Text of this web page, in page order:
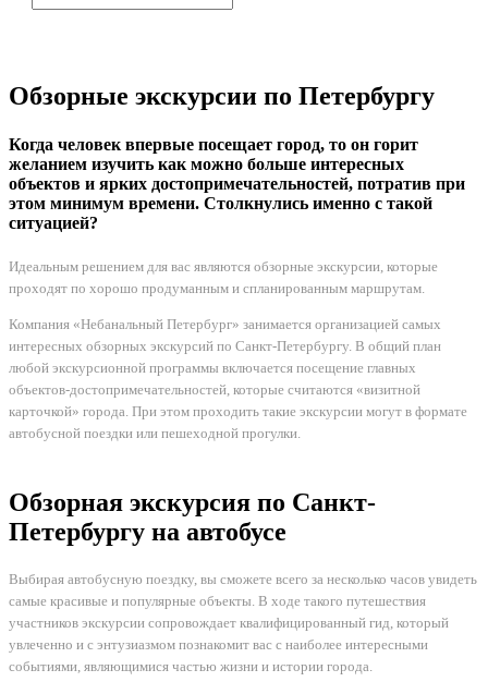
Обзорные экскурсии по Петербургу
Когда человек впервые посещает город, то он горит
желанием изучить как можно больше интересных
объектов и ярких достопримечательностей, потратив при
этом минимум времени. Столкнулись именно с такой
ситуацией?
Идеальным решением для вас являются обзорные экскурсии, которые
проходят по хорошо продуманным и спланированным маршрутам.
Компания «Небанальный Петербург» занимается организацией самых
интересных обзорных экскурсий по Санкт-Петербургу. В общий план
любой экскурсионной программы включается посещение главных
объектов-достопримечательностей, которые считаются «визитной
карточкой» города. При этом проходить такие экскурсии могут в формате
автобусной поездки или пешеходной прогулки.
Обзорная экскурсия по Санкт-
Петербургу на автобусе
Выбирая автобусную поездку, вы сможете всего за несколько часов увидеть
самые красивые и популярные объекты. В ходе такого путешествия
участников экскурсии сопровождает квалифицированный гид, который
увлеченно и с энтузиазмом познакомит вас с наиболее интересными
событиями, являющимися частью жизни и истории города.